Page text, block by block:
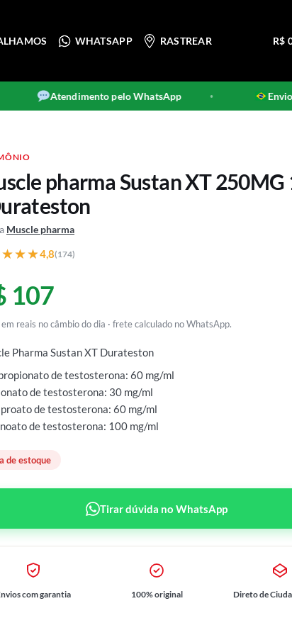
WHATSAPP RASTREAR R$
Atendimento pelo WhatsApp Envios
pharma Sustan XT 250MG
Muscle pharma
4,8(174)
107
reais no câmbio do dia · frete calculado no WhatsApp.
Pharma Sustan XT Durateston
de testosterona: 60 mg/ml
de testosterona: 30 mg/ml
de testosterona: 60 mg/ml
de testosterona: 100 mg/ml
de estoque
Tirar dúvida no WhatsApp
com garantia 100% original Direto de